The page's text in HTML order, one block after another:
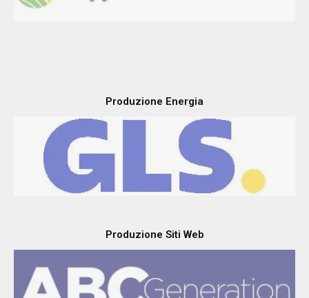
Produzione Energia
Produzione Siti Web